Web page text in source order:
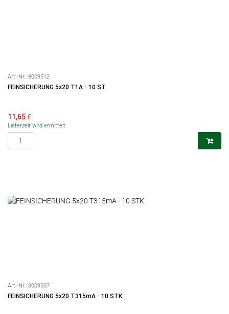
Art.-Nr.: 8009512
FEINSICHERUNG 5x20 T1A - 10 ST.
11,65€
Lieferzeit wird ermittelt
Art.-Nr.: 8009507
FEINSICHERUNG 5x20 T315mA - 10 STK.